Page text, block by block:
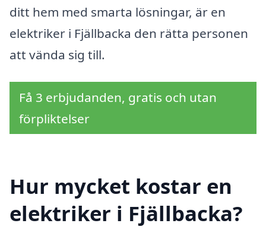
ditt hem med smarta lösningar, är en
elektriker i Fjällbacka den rätta personen
att vända sig till.
Få 3 erbjudanden, gratis och utan
förpliktelser
Hur mycket kostar en
elektriker i Fjällbacka?